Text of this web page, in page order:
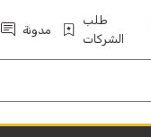
مدونة
طلب
الشركات